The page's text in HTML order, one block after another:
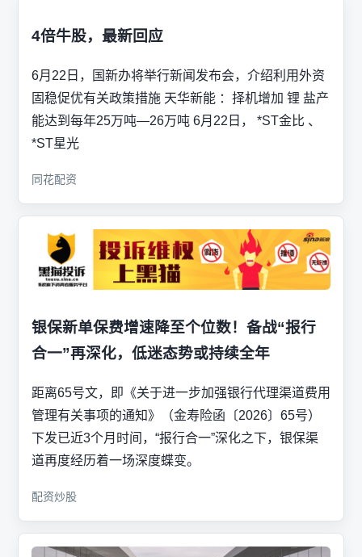
4倍牛股，最新回应
6月22日，国新办将举行新闻发布会，介绍利用外资
固稳促优有关政策措施 天华新能 ：择机增加 锂 盐产
能达到每年25万吨—26万吨 6月22日， *ST金比 、
*ST星光
同花配资
银保新单保费增速降至个位数！备战“报行
合一”再深化，低迷态势或持续全年
距离65号文，即《关于进一步加强银行代理渠道费用
管理有关事项的通知》（金寿险函〔2026〕65号）
下发已近3个月时间，“报行合一”深化之下，银保渠
道再度经历着一场深度蝶变。
配资炒股